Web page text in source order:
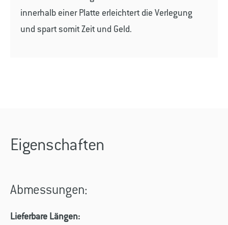
innerhalb einer Platte erleichtert die Verlegung
und spart somit Zeit und Geld.
Eigenschaften
Abmessungen:
Lieferbare Längen: